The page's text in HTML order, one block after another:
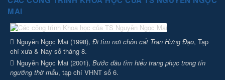
MAI
Nguyễn Ngọc Mai (1998), Đi tìm nơi chôn cất Trần Hưng Đạo, Tạp
chí xưa & Nay số tháng 8.
Nguyễn Ngọc Mai (2001), Bước đầu tìm hiểu trang phục trong tín
ngưỡng thờ mẫu, tạp chí VHNT số 6.